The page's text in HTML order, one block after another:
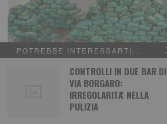
POTREBBE INTERESSARTI...
CONTROLLI IN DUE BAR DI
VIA BORGARO:
IRREGOLARITA' NELLA
PULIZIA